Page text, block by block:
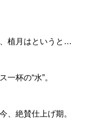
植月はというと…
一杯の“水”。
、絶賛仕上げ期。